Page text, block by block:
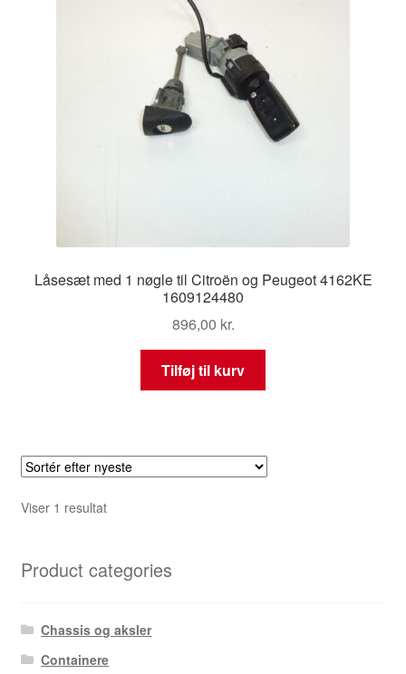
Låsesæt med 1 nøgle til Citroën og Peugeot 4162KE
1609124480
896,00 kr.
Tilføj til kurv
Viser 1 resultat
Product categories
Chassis og aksler
Containere